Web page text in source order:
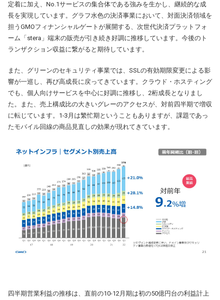
定着に加え、No.1サービスの集合体である強みを生かし、継続的な成
長を実現しています。グラフ水色の決済事業において、対面決済領域を
担うGMOフィナンシャルゲートが展開する、次世代決済プラットフォ
ーム「stera」端末の販売が引き続き好調に推移しています。今後のト
ランザクション収益に繋がると期待しています。
また、グリーンのセキュリティ事業では、SSLの有効期限変更による影
響が一巡し、再び高成長に戻ってきています。クラウド・ホスティング
でも、個人向けサービスを中心に好調に推移し、2桁成長となりまし
た。また、売上構成比の大きいグレーのアクセスが、対前四半期で増収
に転じています。1-3月は繁忙期ということもありますが、課題であっ
たモバイル回線の商品見直しの効果が現れてきています。
四半期営業利益の推移は、直前の10-12月期は初の50億円台の利益計上